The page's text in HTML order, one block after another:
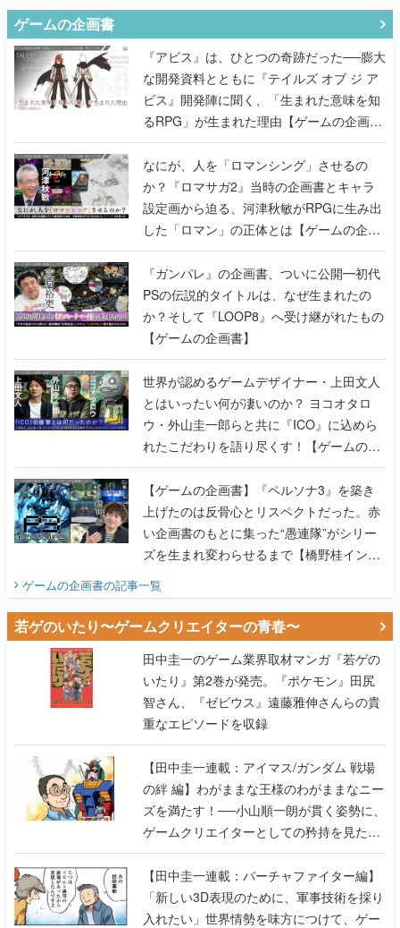
ゲームの企画書
『アビス』は、ひとつの奇跡だった──膨大
な開発資料とともに『テイルズ オブ ジ ア
ビス』開発陣に聞く、「生まれた意味を知
るRPG」が生まれた理由【ゲームの企画
書】
なにが、人を「ロマンシング」させるの
か？『ロマサガ2』当時の企画書とキャラ
設定画から迫る、河津秋敏がRPGに生み出
した「ロマン」の正体とは【ゲームの企画
書】
『ガンパレ』の企画書、ついに公開━初代
PSの伝説的タイトルは、なぜ生まれたの
か？そして『LOOP8』へ受け継がれたもの
【ゲームの企画書】
世界が認めるゲームデザイナー・上田文人
とはいったい何が凄いのか？ ヨコオタロ
ウ・外山圭一郎らと共に『ICO』に込めら
れたこだわりを語り尽くす！【ゲームの企
画書】
【ゲームの企画書】『ペルソナ3』を築き
上げたのは反骨心とリスペクトだった。赤
い企画書のもとに集った“愚連隊”がシリー
ズを生まれ変わらせるまで【橋野桂インタ
ゲームの企画書の記事一覧
若ゲのいたり〜ゲームクリエイターの青春〜
田中圭一のゲーム業界取材マンガ『若ゲの
いたり』第2巻が発売。『ポケモン』田尻
智さん、『ゼビウス』遠藤雅伸さんらの貴
重なエピソードを収録
【田中圭一連載：アイマス/ガンダム 戦場
の絆 編】わがままな王様のわがままなニー
ズを満たす！──小山順一朗が貫く姿勢に、
ゲームクリエイターとしての矜持を見た
【若ゲのいたり最終回】
【田中圭一連載：バーチャファイター編】
「新しい3D表現のために、軍事技術を採り
入れたい」世界情勢を味方につけて、ゲー